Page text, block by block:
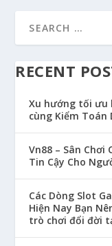
RECENT
Xu hướng tối ưu
cùng Kiểm Toán
Vn88 – Sân Chơi
Tin Cậy Cho
Các Dòng Slot
Hiện Nay Bạn
trò chơi đổi đời